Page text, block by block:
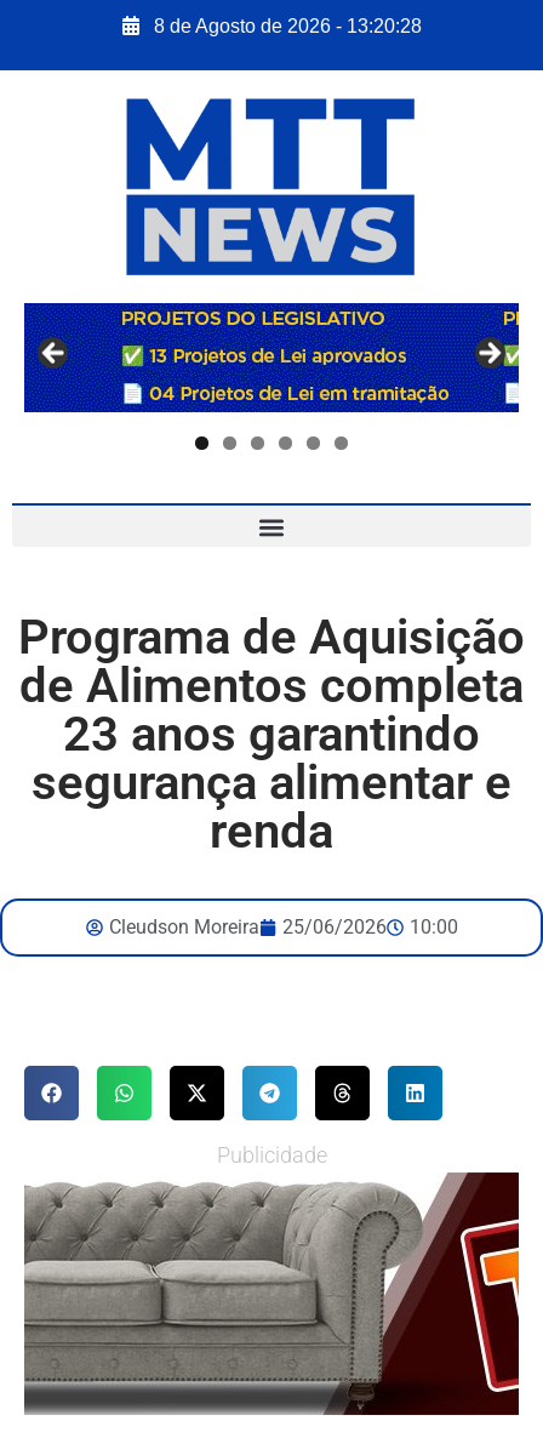
8 de Agosto de 2026 - 13:20:29
Programa de Aquisição
de Alimentos completa
23 anos garantindo
segurança alimentar e
renda
Cleudson Moreira 25/06/2026 10:00
Publicidade